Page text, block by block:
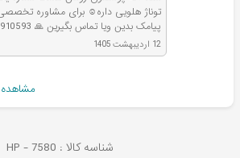
توناژ هلویی داره☺️ برای مشاوره تخصصی
پیامک بدین ویا تماس بگیرین 🙏 09960910593
12 اردیبهشت 1405
شناسه کالا : HP -7580